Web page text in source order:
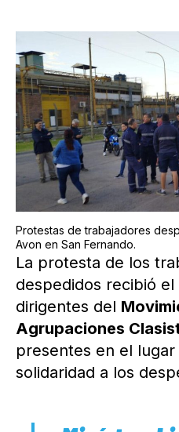
Protestas de trabajadores
Avon en San Fernando.
La protesta de los
despedidos recibió
dirigentes del
Agrupaciones
presentes en el
solidaridad a los